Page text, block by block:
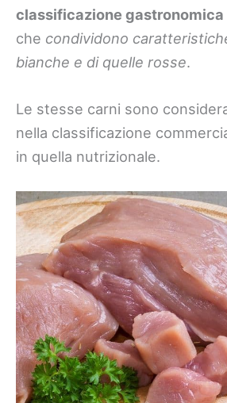
classificazione gastronomica
che condividono
bianche e di quelle rosse.
Le stesse carni sono
nella classificazione
in quella nutrizionale.